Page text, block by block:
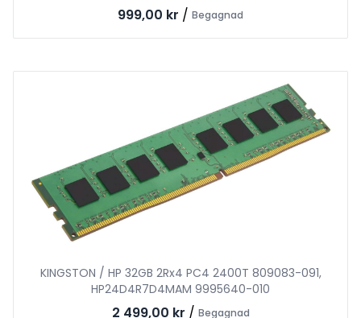
999,00 kr / Begagnad
KINGSTON / HP 32GB 2Rx4 PC4 2400T 809083-091,
HP24D4R7D4MAM 9995640-010
2 499,00 kr / Begagnad